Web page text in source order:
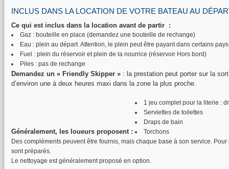
INCLUS DANS LA LOCATION DE VOTRE BATEAU AU
Ce qui est inclus dans la location avant de partir :
Gaz : bouteille en place (demandez une bouteille de rechange)
Eau : plein au départ. Attention, le plein peut être payant dans certains
Fuel : plein du réservoir et plein de la nourrice (réservoir Hors bord)
Piles : pas de rechange
Demandez un « Friendly Skipper » : la prestation peut porter sur la
d’environ une à deux heures maxi dans la zone la plus proche.
Généralement, les loueurs proposent :
1 jeu complet pour la literie :
Serviettes de toilettes
Draps de bain
Torchons
Des compléments peuvent être fournis, mais chaque base à son service.
sont préparés.
Le nettoyage est généralement proposé en option.